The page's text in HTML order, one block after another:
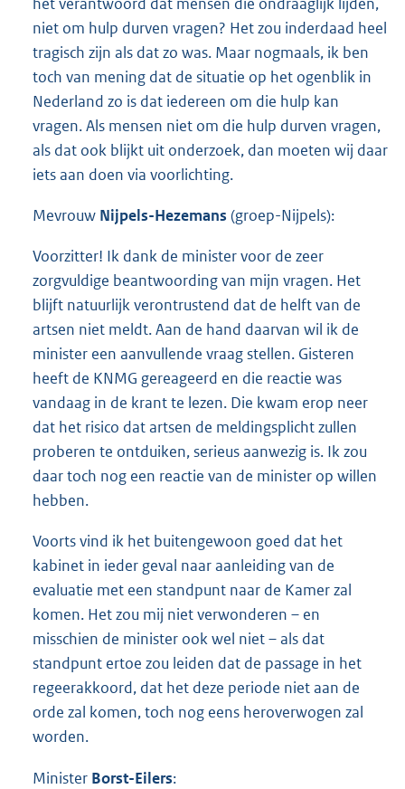
niet om hulp durven vragen? Het zou inderdaad heel
tragisch zijn als dat zo was. Maar nogmaals, ik ben
toch van mening dat de situatie op het ogenblik in
Nederland zo is dat iedereen om die hulp kan
vragen. Als mensen niet om die hulp durven vragen,
als dat ook blijkt uit onderzoek, dan moeten wij daar
iets aan doen via voorlichting.
Mevrouw Nijpels-Hezemans (groep-Nijpels):
Voorzitter! Ik dank de minister voor de zeer
zorgvuldige beantwoording van mijn vragen. Het
blijft natuurlijk verontrustend dat de helft van de
artsen niet meldt. Aan de hand daarvan wil ik de
minister een aanvullende vraag stellen. Gisteren
heeft de KNMG gereageerd en die reactie was
vandaag in de krant te lezen. Die kwam erop neer
dat het risico dat artsen de meldingsplicht zullen
proberen te ontduiken, serieus aanwezig is. Ik zou
daar toch nog een reactie van de minister op willen
hebben.
Voorts vind ik het buitengewoon goed dat het
kabinet in ieder geval naar aanleiding van de
evaluatie met een standpunt naar de Kamer zal
komen. Het zou mij niet verwonderen – en
misschien de minister ook wel niet – als dat
standpunt ertoe zou leiden dat de passage in het
regeerakkoord, dat het deze periode niet aan de
orde zal komen, toch nog eens heroverwogen zal
worden.
Minister Borst-Eilers: